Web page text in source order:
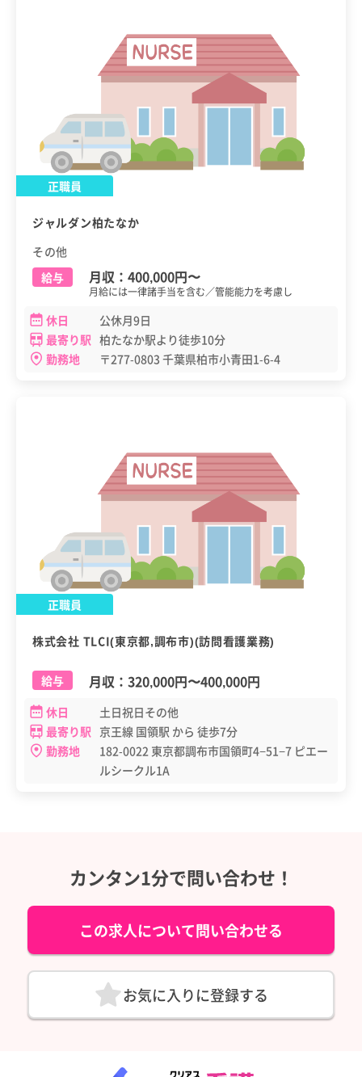
正職員
ジャルダン柏たなか
その他
給与
月収： 400,000円〜
月給には一律諸手当を含む／管能能力を考慮し
休日
公休月9日
最寄り駅 柏たなか駅より徒歩10分
勤務地
〒277-0803 千葉県柏市小青田1-6-4
正職員
株式会社 TLCI(東京都,調布市)(訪問看護業務)
給与 月収： 320,000円〜400,000円
休日
土日祝日その他
最寄り駅 京王線 国領駅 から 徒歩7分
勤務地
182-0022 東京都調布市国領町4−51−7 ピエー
ルシークル1A
カンタン1分で問い合わせ！
この求人について問い合わせる
お気に入りに登録する